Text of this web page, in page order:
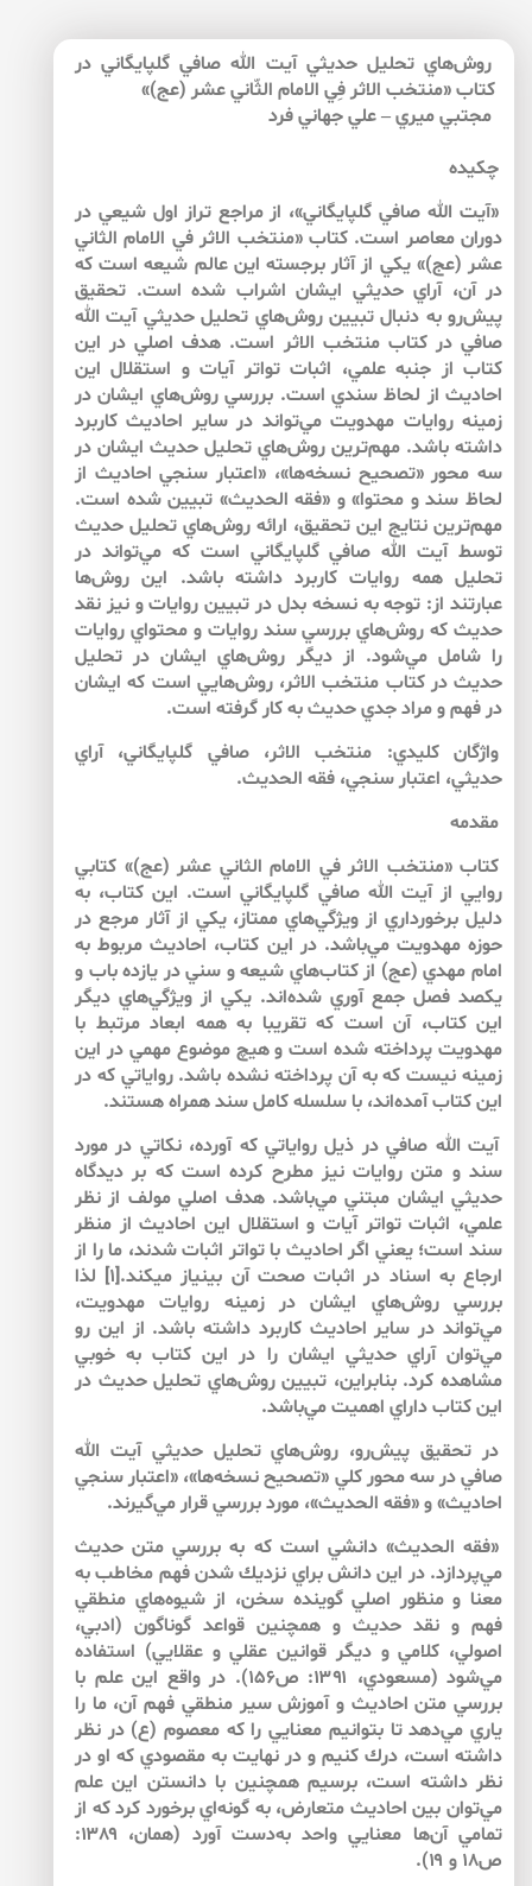
روش‌‌هاي تحليل حديثي آيت الله صافي گلپايگاني در
كتاب «منتخب الاثر فِي الامام الثّاني عشر (عج)»
مجتبي ميري – علي جهاني فرد
چكيده
«آيت الله صافي گلپايگاني»، از مراجع تراز اول شيعي در
دوران معاصر است. كتاب «منتخب الاثر في الامام الثاني
عشر (عج)» يكي از آثار برجسته اين عالم شيعه است كه
در آن، آراي حديثي ايشان اشراب شده است. تحقيق
پيش‌‌رو به دنبال تبيين روش‌‌هاي تحليل حديثي آيت الله
صافي در كتاب منتخب الاثر است. هدف اصلي در اين
كتاب از جنبه علمي، اثبات تواتر آيات و استقلال اين
احاديث از لحاظ سندي است. بررسي روش‌‌هاي ايشان در
زمينه روايات مهدويت مي‌‌تواند در ساير احاديث كاربرد
داشته باشد. مهم‌‌ترين روش‌‌هاي تحليل حديث ايشان در
سه محور «تصحيح نسخه‌ها»، «اعتبار سنجي احاديث از
لحاظ سند و محتوا» و «فقه الحديث» تبيين شده است.
مهم‌‌ترين نتايج اين تحقيق، ارائه روش‌‌هاي تحليل حديث
توسط آيت الله صافي گلپايگاني است كه مي‌‌تواند در
تحليل همه روايات كاربرد داشته باشد. اين روش‌‌ها
عبارتند از: توجه به نسخه بدل در تبيين روايات و نيز نقد
حديث كه روش‌‌هاي بررسي سند روايات و محتواي روايات
را شامل مي‌شود. از ديگر روش‌‌هاي ايشان در تحليل
حديث در كتاب منتخب الاثر، روش‌‌هايي است كه ايشان
در فهم و مراد جدي حديث به كار گرفته‌‌ است.
واژگان كليدي: منتخب الاثر، صافي گلپايگاني، آراي
حديثي، اعتبار سنجي، فقه الحديث.
مقدمه
كتاب «منتخب الاثر في الامام الثاني عشر (عج)» كتابي
روايي از آيت الله صافي گلپايگاني است. اين كتاب، به
دليل برخورداري از ويژگي‌‌هاي ممتاز، يكي از آثار مرجع در
حوزه مهدويت مي‌‌باشد. در اين كتاب، احاديث مربوط به
امام مهدي (عج) از كتاب‌هاي شيعه و سني در يازده باب و
يكصد فصل جمع آوري شده‌اند. يكي از ويژگي‌‌هاي ديگر
اين كتاب، آن است كه تقريبا به همه ابعاد مرتبط با
مهدويت پرداخته شده است و هيچ موضوع مهمي در اين
زمينه نيست كه به آن پرداخته نشده باشد. رواياتي كه در
اين كتاب آمده‌اند، با سلسله كامل سند همراه هستند.
آيت الله صافي در ذيل رواياتي كه آورده، نكاتي در مورد
سند و متن روايات نيز مطرح كرده است كه بر ديدگاه
حديثي ايشان مبتني مي‌‌باشد. هدف اصلي مولف از نظر
علمي، اثبات تواتر آيات و استقلال اين احاديث از منظر
سند است؛ يعني اگر احاديث با تواتر اثبات شدند، ما را از
ارجاع به اسناد در اثبات صحت آن بي‎نياز مي‎كند.[۱] لذا
بررسي روش‌‌هاي ايشان در زمينه روايات مهدويت،
مي‌‌تواند در ساير احاديث كاربرد داشته باشد. از اين رو
مي‌‌توان آراي حديثي ايشان را در اين كتاب به خوبي
مشاهده كرد. بنابراين، تبيين روش‌‌هاي تحليل حديث در
اين كتاب داراي اهميت مي‌‌باشد.
در تحقيق پيش‌‌رو، روش‌‌هاي تحليل حديثي آيت الله
صافي در سه محور كلي «تصحيح نسخه‌ها»، «اعتبار سنجي
احاديث» و «فقه الحديث»، مورد بررسي قرار مي‌گيرند.
«فقه الحديث» دانشي است كه به بررسي متن حديث
مي‌پردازد. در اين دانش براي نزديك شدن فهم مخاطب به
معنا و منظور اصلي گوينده سخن، از شيوه‌هاي منطقي
فهم و نقد حديث و همچنين قواعد گوناگون (ادبي،
اصولي، كلامي و ديگر قوانين عقلي و عقلايي) استفاده
مي‌شود (مسعودي، ۱۳۹۱: ص۱۵۶). در واقع اين علم با
بررسي متن احاديث و آموزش سير منطقي فهم آن، ما را
ياري مي‌‌دهد تا بتوانيم معنايي را كه معصوم (ع) در نظر
داشته است، درك كنيم و در نهايت به مقصودي كه او در
نظر داشته است، برسيم همچنين با دانستن اين علم
مي‌‌توان بين احاديث متعارض، به گونه‌‌اي برخورد كرد كه از
تمامي آن‌‌ها معنايي واحد به‌دست آورد (همان، ۱۳۸۹:
ص۱۸ و ۱۹).